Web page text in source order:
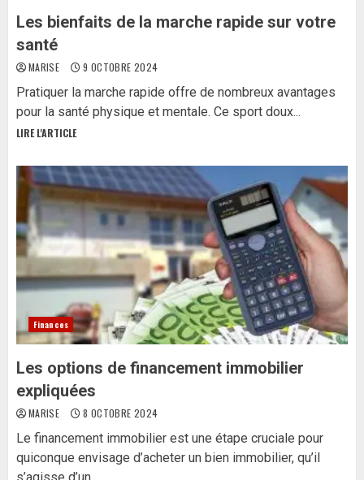
Les bienfaits de la marche rapide sur votre
santé
MARISE 9 OCTOBRE 2024
Pratiquer la marche rapide offre de nombreux avantages
pour la santé physique et mentale. Ce sport doux...
LIRE L'ARTICLE
Finances
Les options de financement immobilier
expliquées
MARISE 8 OCTOBRE 2024
Le financement immobilier est une étape cruciale pour
quiconque envisage d’acheter un bien immobilier, qu’il